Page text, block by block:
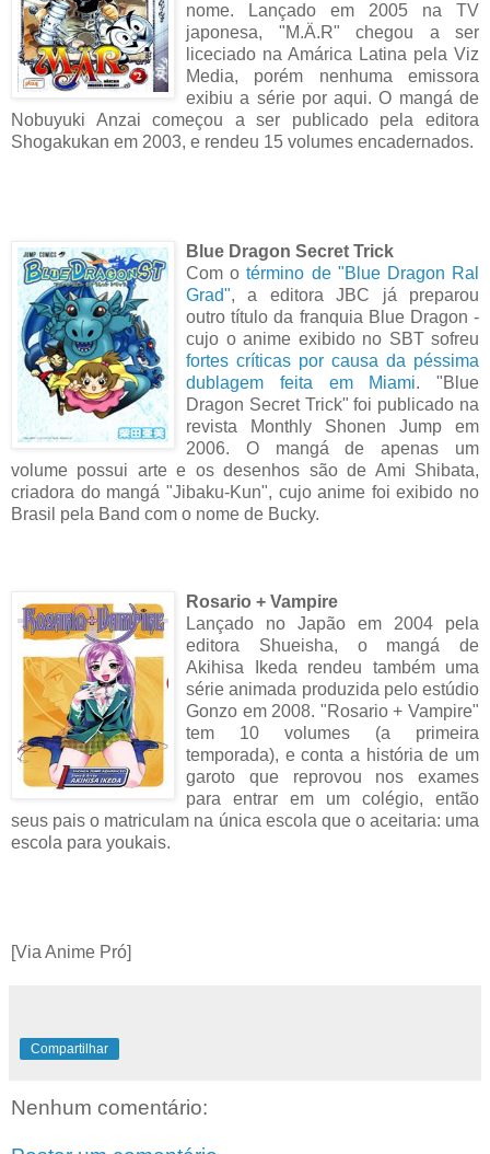
nome. Lançado em 2005 na TV
japonesa, "M.Ä.R" chegou a ser
liceciado na Amárica Latina pela Viz
Media, porém nenhuma emissora
exibiu a série por aqui. O mangá de
Nobuyuki Anzai começou a ser publicado pela editora
Shogakukan em 2003, e rendeu 15 volumes encadernados.
Blue Dragon Secret Trick
Com otérmino de "Blue Dragon Ral
Grad", a editora JBC já preparou
outro título da franquia Blue Dragon -
cujo o anime exibido no SBT sofreu
fortes críticas por causa da péssima
dublagem feita em Miami. "Blue
Dragon Secret Trick" foi publicado na
revista Monthly Shonen Jump em
2006. O mangá de apenas um
volume possui arte e os desenhos são de Ami Shibata,
criadora do mangá "Jibaku-Kun", cujo anime foi exibido no
Brasil pela Band com o nome de Bucky.
Rosario + Vampire
Lançado no Japão em 2004 pela
editora Shueisha, o mangá de
Akihisa Ikeda rendeu também uma
série animada produzida pelo estúdio
Gonzo em 2008. "Rosario + Vampire"
tem 10 volumes (a primeira
temporada), e conta a história de um
garoto que reprovou nos exames
para entrar em um colégio, então
seus pais o matriculam na única escola que o aceitaria: uma
escola para youkais.
[Via Anime Pró]
Compartilhar
Nenhum comentário: